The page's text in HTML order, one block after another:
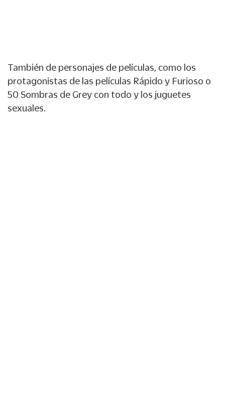
También de personajes de películas, como los
protagonistas de las películas Rápido y Furioso o
50 Sombras de Grey con todo y los juguetes
sexuales.